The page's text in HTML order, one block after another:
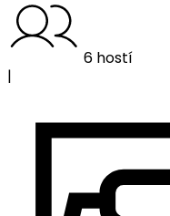
6 hostí
|